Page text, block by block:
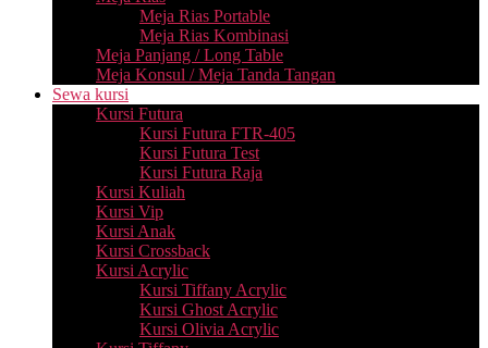
Meja Rias Portable
Meja Rias Kombinasi
Meja Panjang / Long Table
Meja Konsul / Meja Tanda Tangan
Sewa kursi
Kursi Futura
Kursi Futura FTR-405
Kursi Futura Test
Kursi Futura Raja
Kursi Kuliah
Kursi Vip
Kursi Anak
Kursi Crossback
Kursi Acrylic
Kursi Tiffany Acrylic
Kursi Ghost Acrylic
Kursi Olivia Acrylic